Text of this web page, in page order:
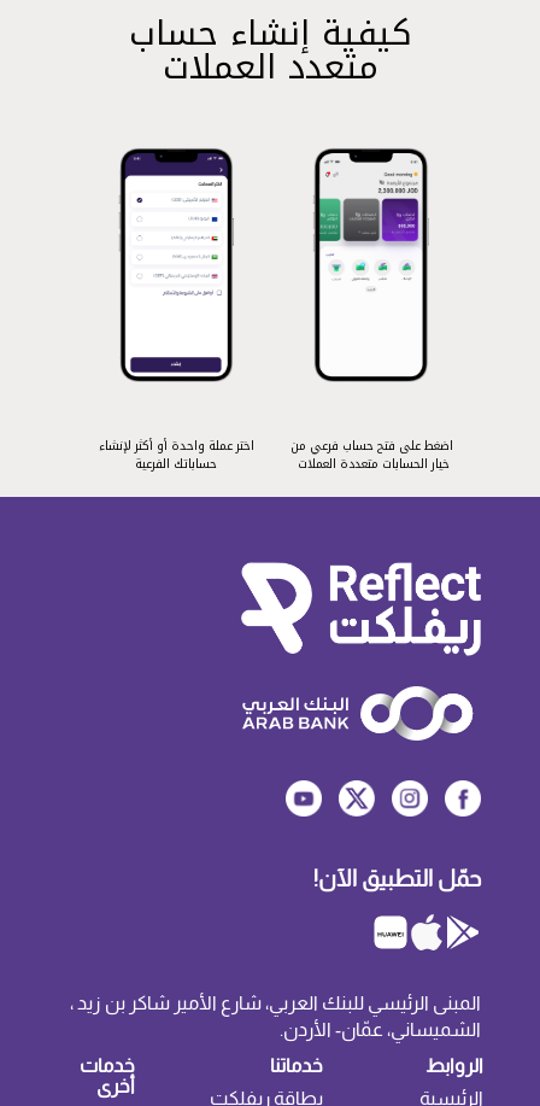
كيفية إنشاء حساب
متعدد العملات
اضغط على فتح حساب فرعي من
خيار الحسابات متعددة العملات
اختر عملة واحدة أو أكثر لإنشاء
حساباتك الفرعية
حمّل التطبيق الآن!
المبنى الرئيسي للبنك العربي، شارع الأمير شاكر بن زيد ،
الشميساني، عمّان- الأردن.
الروابط
الرئيسية
خدماتنا
بطاقة ريفلكت
خدمات
أخرى